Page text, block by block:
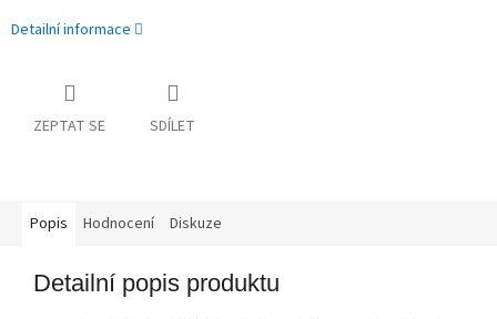
Detailní informace
ZEPTAT SE SDÍLET
Popis Hodnocení Diskuze
Detailní popis produktu